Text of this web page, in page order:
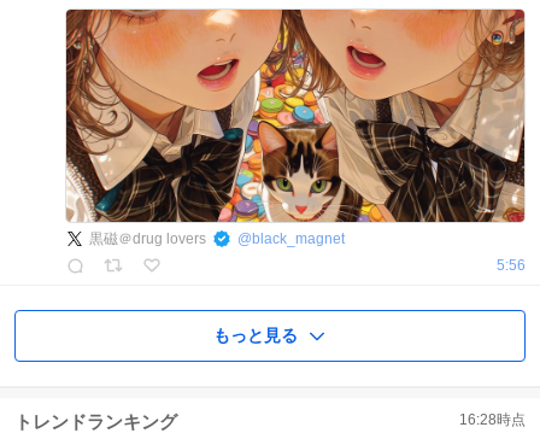
黒磁＠drug lovers @black_magnet
5:56
もっと見る
トレンドランキング 16:28時点